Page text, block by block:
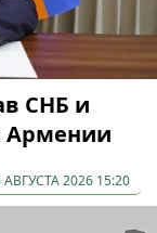
СНБ и
Армении
АВГУСТА 2026 15:20